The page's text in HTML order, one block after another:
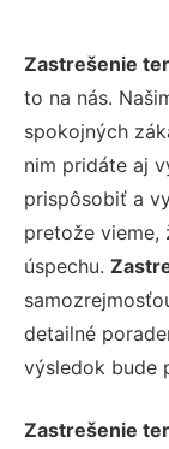
Zastrešenie
to na nás.
spokojných
nim pridáte aj
prispôsobiť a
pretože vieme,
úspechu.
detailné
výsledok bude
Zastrešenie